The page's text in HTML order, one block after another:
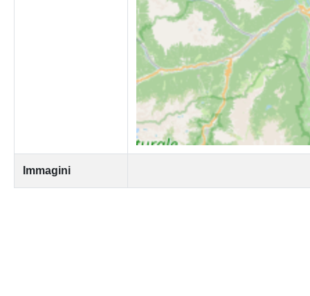
Immagini